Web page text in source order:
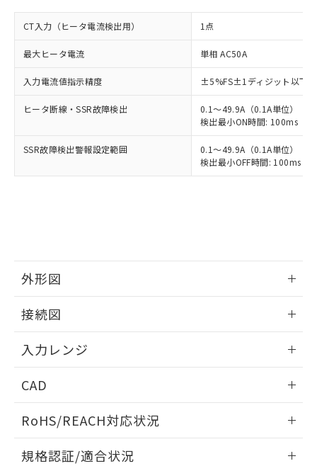
CT入力（ヒータ電流検出用） 1点
最大ヒータ電流 単相 AC50A
入力電流値指示精度 ±5%FS±1ディジット以下
ヒータ断線・SSR故障検出
0.1～49.9A（0.1A単位）
検出最小ON時間: 100ms（
SSR故障検出警報設定範囲
0.1～49.9A（0.1A単位）
検出最小OFF時間: 100ms（
外形図
接続図
入力レンジ
CAD
ドすることができます。
RoHS/REACH対応状況
規格認証/適合状況